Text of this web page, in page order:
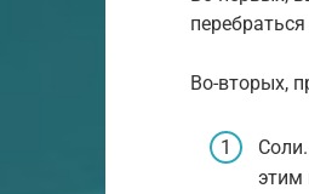
Во-вторых,
этим